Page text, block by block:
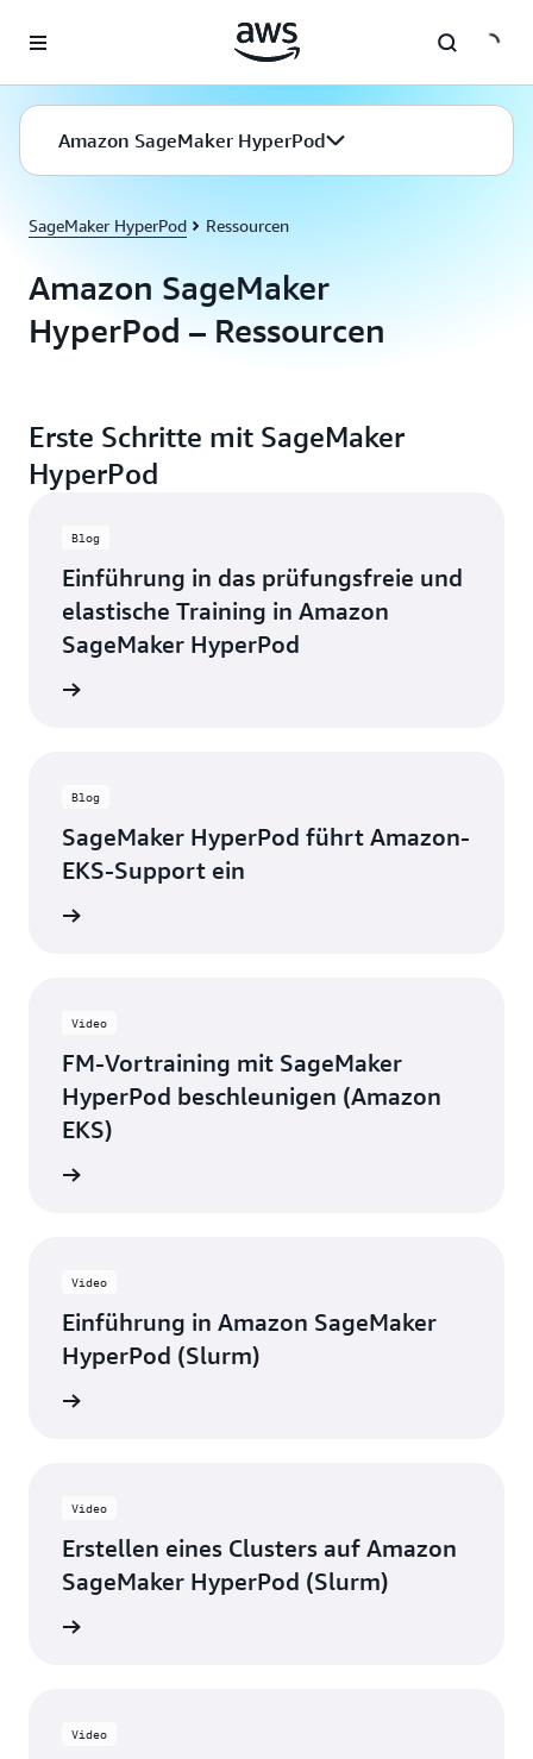
Überspringen zum Hauptinhalt
Amazon SageMaker HyperPod
SageMaker HyperPod Ressourcen
Amazon SageMaker
HyperPod – Ressourcen
Erste Schritte mit SageMaker
HyperPod
Blog
Einführung in das prüfungsfreie und
elastische Training in Amazon
SageMaker HyperPod
Blog
SageMaker HyperPod führt Amazon-
EKS-Support ein
Video
FM-Vortraining mit SageMaker
HyperPod beschleunigen (Amazon
EKS)
Video
Einführung in Amazon SageMaker
HyperPod (Slurm)
Video
Erstellen eines Clusters auf Amazon
SageMaker HyperPod (Slurm)
Video